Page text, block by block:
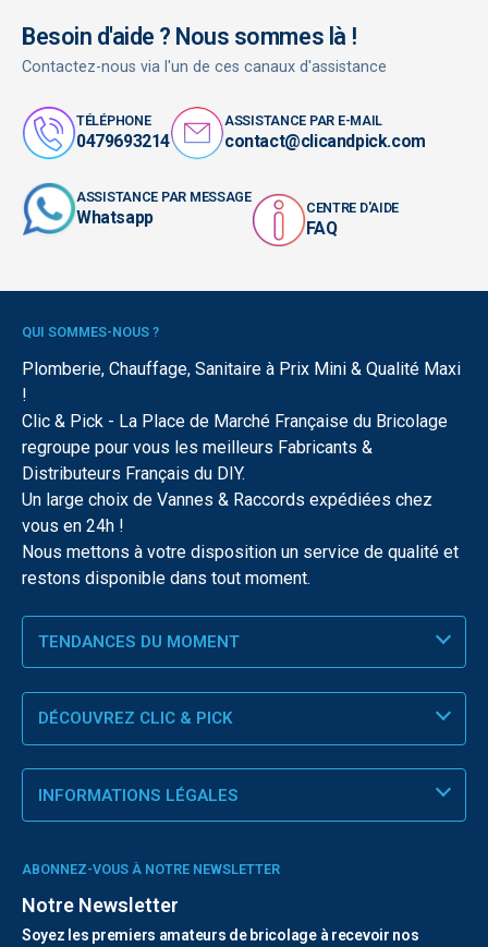
Besoin d'aide ? Nous sommes là !
Contactez-nous via l'un de ces canaux d'assistance
TÉLÉPHONE
0479693214
ASSISTANCE PAR E-MAIL
contact@clicandpick.com
ASSISTANCE PAR MESSAGE
Whatsapp CENTRE D'AIDE
FAQ
QUI SOMMES-NOUS ?
Plomberie, Chauffage, Sanitaire à Prix Mini & Qualité Maxi
!
Clic & Pick - La Place de Marché Française du Bricolage
regroupe pour vous les meilleurs Fabricants &
Distributeurs Français du DIY.
Un large choix de Vannes & Raccords expédiées chez
vous en 24h !
Nous mettons à votre disposition un service de qualité et
restons disponible dans tout moment.
TENDANCES DU MOMENT
DÉCOUVREZ CLIC & PICK
INFORMATIONS LÉGALES
ABONNEZ-VOUS À NOTRE NEWSLETTER
Notre Newsletter
Soyez les premiers amateurs de bricolage à recevoir nos